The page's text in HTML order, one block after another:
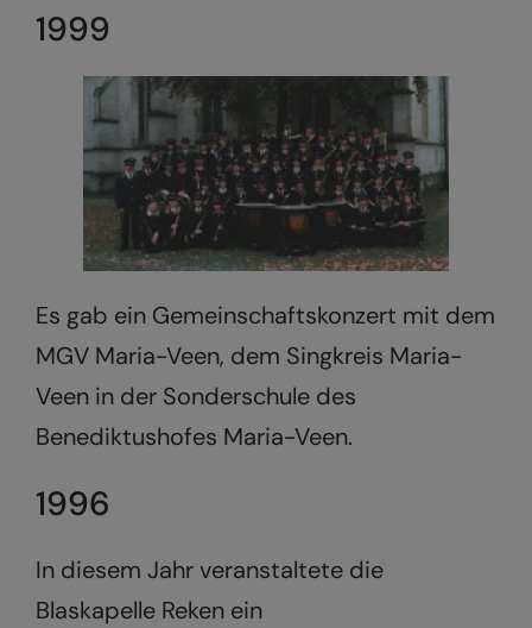
1999
Es gab ein Gemeinschaftskonzert mit dem
MGV Maria-Veen, dem Singkreis Maria-
Veen in der Sonderschule des
Benediktushofes Maria-Veen.
1996
In diesem Jahr veranstaltete die
Blaskapelle Reken ein